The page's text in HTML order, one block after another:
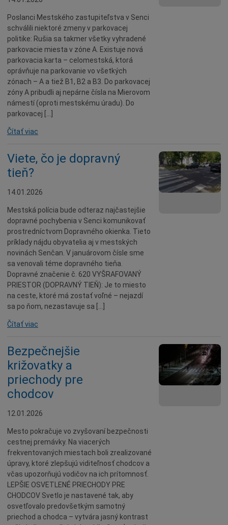
Rady a tipy
Benefícia
Deti a rodina
Dobrovoľníctvo
Benefícia
Duchovný život
Veda
Zvieratá
Súťaž
Poslanci Mestského zastupiteľstva v Senci
schválili niektoré zmeny v parkovacej
politike: Rušia sa takmer všetky vyhradené
parkovacie miesta v zóne A. Existuje nová
parkovacia karta – celomestská, ktorá
oprávňuje na parkovanie vo všetkých
zónach – A a tiež B1, B2 a B3. Do parkovacej
zóny A pribudli aj nepárne čísla na Mierovom
námestí (oproti mestskému úradu). Do
parkovacej […]
Čítať viac
Viete, čo je dopravný
tieň?
14.01.2026
Mestská polícia bude odteraz najčastejšie
dopravné pochybenia v Senci komunikovať
prostredníctvom Dopravného okienka. Tieto
príklady nájdu obyvatelia aj v mestských
novinách Senčan. V januárovom čísle sme
sa venovali téme dopravného tieňa.
Dopravné značenie č. 620 VYŠRAFOVANÝ
PRIESTOR (DOPRAVNÝ TIEŇ): Je to miesto
na ceste, ktoré má zostať voľné – nejazdí
sa po ňom, nezastavuje sa […]
Čítať viac
Bezpečnejšie
križovatky a
priechody pre
chodcov
12.01.2026
Mesto pokračuje vo zvyšovaní bezpečnosti
cestnej premávky. Na viacerých
frekventovaných miestach boli zrealizované
úpravy, ktoré zlepšujú viditeľnosť chodcov a
včas upozorňujú vodičov na ich prítomnosť.
LEPŠIE OSVETLENÉ PRIECHODY PRE
CHODCOV Svetlo je nastavené tak, aby
osvetľovalo predovšetkým samotný
priechod a chodca – vytvára jasný kontrast